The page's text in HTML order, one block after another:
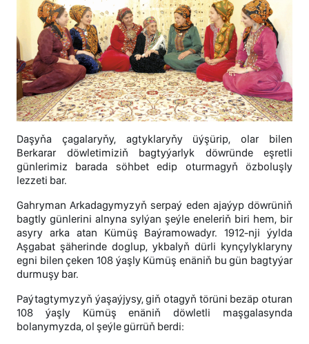
Daşyňa çagalaryňy, agtyklaryňy üýşürip, olar bilen
Berkarar döwletimiziň bagtyýarlyk döwründe eşretli
günlerimiz barada söhbet edip oturmagyň özboluşly
lezzeti bar.
Gahryman Arkadagymyzyň serpaý eden ajaýyp döwrüniň
bagtly günlerini alnyna sylýan şeýle eneleriň biri hem, bir
asyry arka atan Kümüş Baýramowadyr. 1912-nji ýylda
Aşgabat şäherinde doglup, ykbalyň dürli kynçylyklaryny
egni bilen çeken 108 ýaşly Kümüş enäniň bu gün bagtyýar
durmuşy bar.
Paýtagtymyzyň ýaşaýjysy, giň otagyň törüni bezäp oturan
108 ýaşly Kümüş enäniň döwletli maşgalasynda
bolanymyzda, ol şeýle gürrüň berdi: